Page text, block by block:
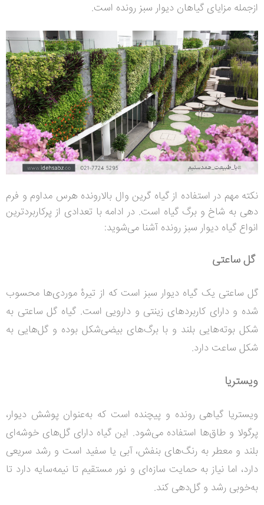
ازجمله مزایای گیاهان دیوار سبز رونده است.
نکته مهم در استفاده از گیاه گرین وال بالارونده هرس مداوم و فرم
دهی به شاخ و برگ گیاه است. در ادامه با تعدادی از پرکاربردترین
انواع گیاه دیوار سبز رونده آشنا می‌شوید:
گل ساعتی
گل ساعتی یک گیاه دیوار سبز است که از تیره موردی‌ها محسوب
شده و دارای کاربردهای زینتی و دارویی است. گیاه گل ساعتی به
شکل بوته‌هایی بلند و با برگ‌های بیضی‌شکل بوده و گل‌هایی به
شکل ساعت دارد.
ویستریا
ویستریا گیاهی رونده و پیچنده است که به‌عنوان پوشش دیوار،
پرگولا و طاق‌ها استفاده می‌شود. این گیاه دارای گل‌های خوشه‌ای
بلند و معطر به رنگ‌های بنفش، آبی یا سفید است و رشد سریعی
دارد، اما نیاز به حمایت سازه‌ای و نور مستقیم تا نیمه‌سایه دارد تا
به‌خوبی رشد و گل‌دهی کند.